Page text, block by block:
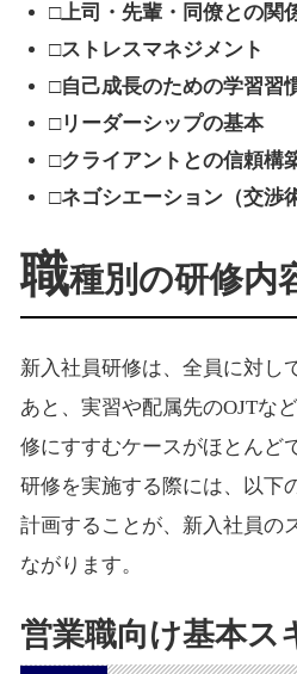
□上司・先輩・同僚との関
□ストレスマネジメント
□自己成長のための学習習
□リーダーシップの基本
□クライアントとの信頼構
□ネゴシエーション（交渉
職種別の研修内
新入社員研修は、全員に対し
あと、実習や配属先のOJTな
修にすすむケースがほとんど
研修を実施する際には、以下
計画することが、新入社員の
ながります。
営業職向け基本ス